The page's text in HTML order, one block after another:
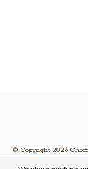
© Copyright 2026